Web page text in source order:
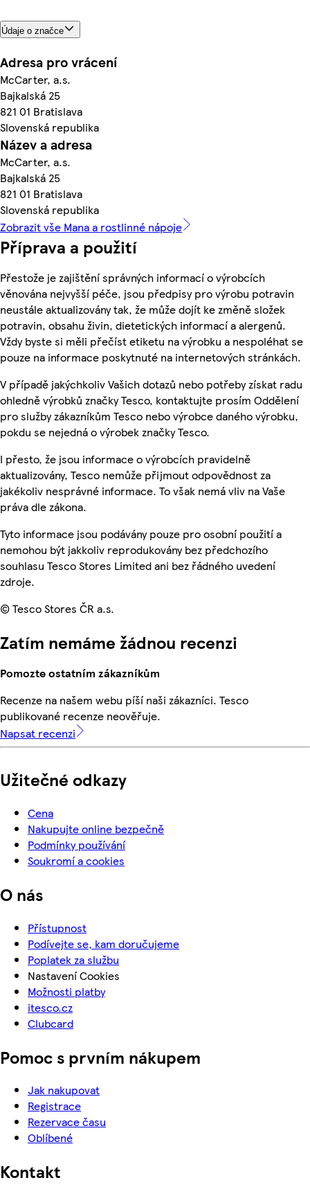
Údaje o značce
Adresa pro vrácení
McCarter, a.s.
Bajkalská 25
821 01 Bratislava
Slovenská republika
Název a adresa
McCarter, a.s.
Bajkalská 25
821 01 Bratislava
Slovenská republika
Zobrazit vše Mana a rostlinné nápoje
Příprava a použití
Přestože je zajištění správných informací o výrobcích
věnována nejvyšší péče, jsou předpisy pro výrobu potravin
neustále aktualizovány tak, že může dojít ke změně složek
potravin, obsahu živin, dietetických informací a alergenů.
Vždy byste si měli přečíst etiketu na výrobku a nespoléhat se
pouze na informace poskytnuté na internetových stránkách.
V případě jakýchkoliv Vašich dotazů nebo potřeby získat radu
ohledně výrobků značky Tesco, kontaktujte prosím Oddělení
pro služby zákazníkům Tesco nebo výrobce daného výrobku,
pokdu se nejedná o výrobek značky Tesco.
I přesto, že jsou informace o výrobcích pravidelně
aktualizovány, Tesco nemůže přijmout odpovědnost za
jakékoliv nesprávné informace. To však nemá vliv na Vaše
práva dle zákona.
Tyto informace jsou podávány pouze pro osobní použití a
nemohou být jakkoliv reprodukovány bez předchozího
souhlasu Tesco Stores Limited ani bez řádného uvedení
zdroje.
© Tesco Stores ČR a.s.
Zatím nemáme žádnou recenzi
Pomozte ostatním zákazníkům
Recenze na našem webu píší naši zákazníci. Tesco
publikované recenze neověřuje.
Napsat recenzi
Užitečné odkazy
Cena
Nakupujte online bezpečně
Podmínky používání
Soukromí a cookies
O nás
Přístupnost
Podívejte se, kam doručujeme
Poplatek za službu
Nastavení Cookies
Možnosti platby
itesco.cz
Clubcard
Pomoc s prvním nákupem
Jak nakupovat
Registrace
Rezervace času
Oblíbené
Kontakt